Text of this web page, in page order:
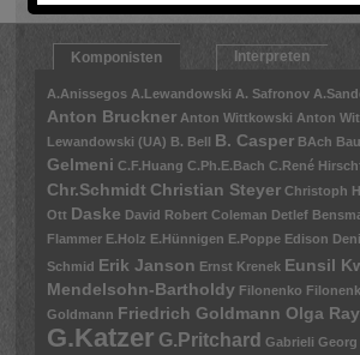
Komponisten Interpreten
A.Anissegos A.Lewandowski A. Safronov
Anton Bruckner Anton Wittkowski Anton
Lewandowski (UA) B. Bell B. Casper BAch
Gelmeni C.F.Huang C.Ph.E.Bach C.René
Chr.Schmidt Christian Steyer Christoph
Ott Daske David Robert Coleman Detlef
Flammer E.Holz E.Hünnigen E.Poppe Edison
Schmid
Erik Janson Ernst Krenek Eunsil
Mendelsohn-Bartholdy Filonenko
Goldmann Friedrich Goldmann Olga
G.Katzer G.Pritchard Gabrieli Georg